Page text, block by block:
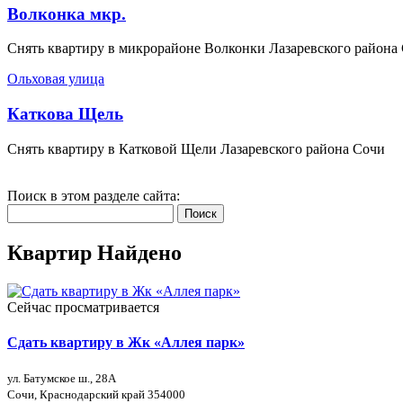
Волконка мкр.
Снять квартиру в микрорайоне Волконки Лазаревского
Ольховая улица
Каткова Щель
Снять квартиру в Катковой Щели Лазаревского района Сочи
Поиск в этом разделе сайта:
Поиск
Квартир Найдено
Сейчас просматривается
Сдать квартиру в Жк «Аллея парк»
ул. Батумское ш., 28А
Сочи, Краснодарский край 354000